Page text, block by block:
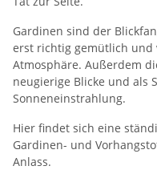
Gardinen sind der
erst richtig gemütlich und
Atmosphäre. Außerdem
neugierige Blicke und als
Sonneneinstrahlung.
Hier findet sich eine
Gardinen- und
Anlass.